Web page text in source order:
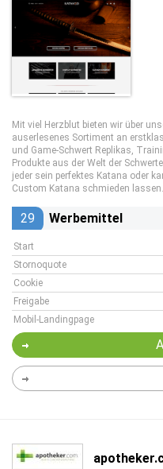
Mit viel Herzblut bieten wir über
auserlesenes Sortiment an
und Game-Schwert Replikas,
Produkte aus der Welt der
jeder sein perfektes Katana oder
Custom Katana schmieden lassen.
29 Werbemittel
Start
Stornoquote
Cookie
Freigabe
Mobil-Landingpage